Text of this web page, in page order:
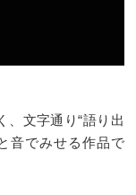
、文字通り“語り出
音でみせる作品で